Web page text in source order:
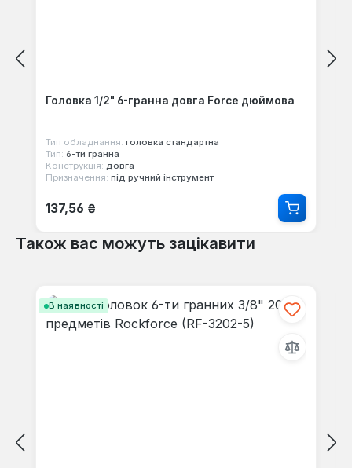
Головка 1/2" 6-гранна довга Force дюймова
Тип обладнання: головка стандартна
Тип: 6-ти гранна
Конструкція: довга
Призначення: під ручний інструмент
Звичайна ціна:
137,56 ₴
Також вас можуть зацікавити
В наявності